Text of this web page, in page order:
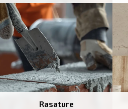
Rasature